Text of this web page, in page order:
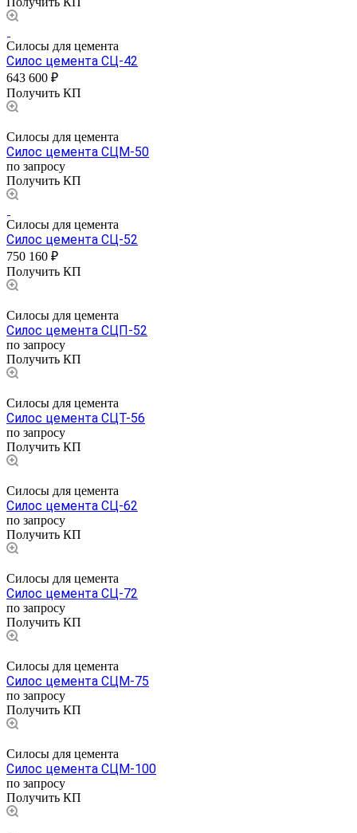
Силосы для цемента
Силос цемента СЦ-42
643 600 ₽
Получить КП
Силосы для цемента
Силос цемента СЦМ-50
по запросу
Получить КП
Силосы для цемента
Силос цемента СЦ-52
750 160 ₽
Получить КП
Силосы для цемента
Силос цемента СЦП-52
по запросу
Получить КП
Силосы для цемента
Силос цемента СЦТ-56
по запросу
Получить КП
Силосы для цемента
Силос цемента СЦ-62
по запросу
Получить КП
Силосы для цемента
Силос цемента СЦ-72
по запросу
Получить КП
Силосы для цемента
Силос цемента СЦМ-75
по запросу
Получить КП
Силосы для цемента
Силос цемента СЦМ-100
по запросу
Получить КП